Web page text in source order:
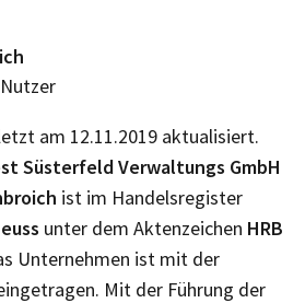
am 12.11.2019 aktualisiert.
Süsterfeld Verwaltungs GmbH
ist im Handelsregister
unter dem Aktenzeichen HRB
Unternehmen ist mit der
Mit der Führung der